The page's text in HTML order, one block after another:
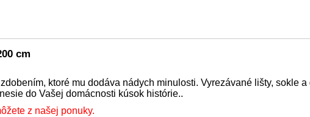
cm
ktoré mu dodáva nádych minulosti. Vyrezávané lišty, sokle
do Vašej domácnosti kúsok histórie..
z našej ponuky.